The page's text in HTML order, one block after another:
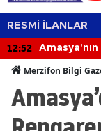
RESMİ İLANLAR
En
Merzifon Bilgi